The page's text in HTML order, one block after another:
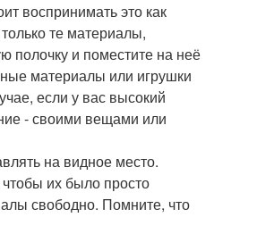
воспринимать это как
те материалы,
полочку и поместите на неё
материалы или игрушки
если у вас высокий
- своими вещами или
на видное место.
их было просто
свободно. Помните, что